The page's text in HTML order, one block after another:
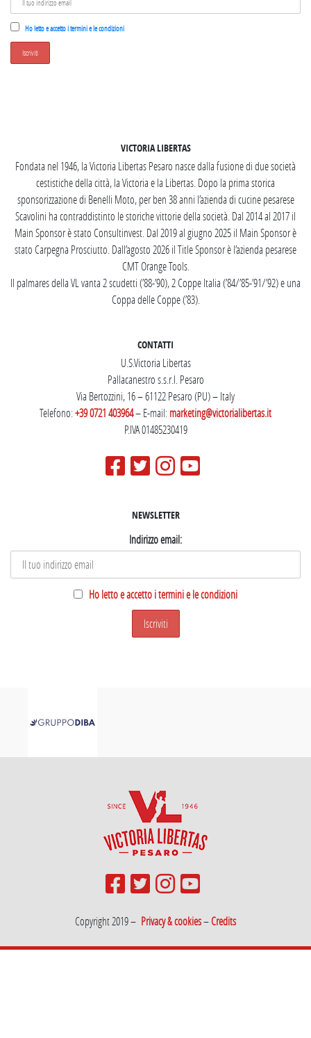
Ho letto e accetto i termini e le condizioni
VICTORIA LIBERTAS
Fondata nel 1946, la Victoria Libertas Pesaro nasce dalla fusione di due società
cestistiche della città, la Victoria e la Libertas. Dopo la prima storica
sponsorizzazione di Benelli Moto, per ben 38 anni l’azienda di cucine pesarese
Scavolini ha contraddistinto le storiche vittorie della società. Dal 2014 al 2017 il
Main Sponsor è stato Consultinvest. Dal 2019 al giugno 2025 il Main Sponsor è
stato Carpegna Prosciutto. Dall’agosto 2026 il Title Sponsor è l’azienda pesarese
CMT Orange Tools.
Il palmares della VL vanta 2 scudetti (’88-’90), 2 Coppe Italia (’84/’85-’91/’92) e una
Coppa delle Coppe (’83).
CONTATTI
U.S.Victoria Libertas
Pallacanestro s.s.r.l. Pesaro
Via Bertozzini, 16 – 61122 Pesaro (PU) – Italy
Telefono:+39 0721 403964– E-mail:marketing@victorialibertas.it
P.IVA 01485230419
NEWSLETTER
Indirizzo email:
Ho letto e accetto i termini e le condizioni
Copyright 2019 – Privacy & cookies–Credits